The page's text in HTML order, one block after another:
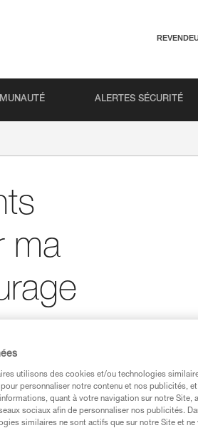
ALERTES SÉCURITÉ
ma
constituée d’un
permettent d’y
utilisons des cookies et/ou technologies
personnaliser notre contenu et nos publicités,
quant à votre navigation sur notre Site,
sociaux afin de personnaliser nos publicités.
similaires ne sont actifs que sur notre Site et ne